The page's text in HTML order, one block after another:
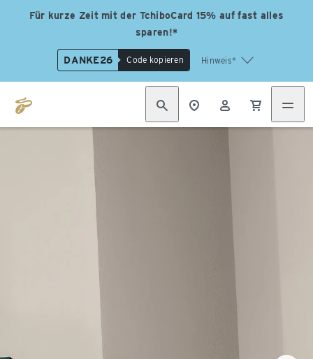
Für kurze Zeit mit der TchiboCard 15% auf fast alles
sparen!*
DANKE26 Code kopieren Hinweis*